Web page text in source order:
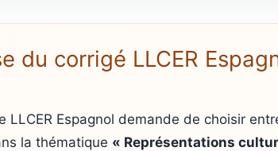
du corrigé LLCER
LLCER Espagnol demande de choisir
la thématique « Représentations